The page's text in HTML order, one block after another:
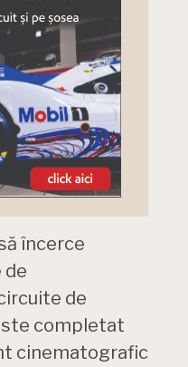
încerce
de
de
completat
cinematografic